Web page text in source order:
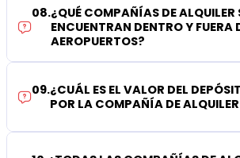
08.¿QUÉ COMPAÑÍAS DE ALQUILER
ENCUENTRAN DENTRO Y FUERA
AEROPUERTOS?
09.¿CUÁL ES EL VALOR DEL
POR LA COMPAÑÍA DE